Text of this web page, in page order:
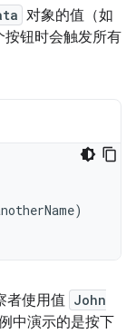
对象的值（如
按钮时会触发所有
)
者使用值 John
中演示的是按下